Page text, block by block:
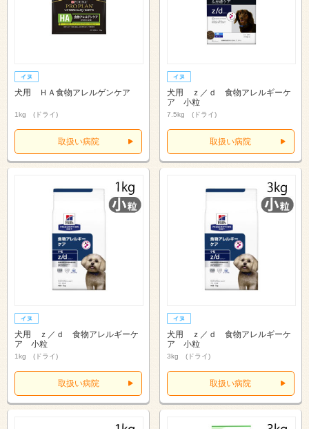
犬用 ＨＡ食物アレルゲンケア
1kg (ドライ)
取扱い病院
犬用 ｚ／ｄ 食物アレルギーケ
ア 小粒
7.5kg (ドライ)
取扱い病院
犬用 ｚ／ｄ 食物アレルギーケ
ア 小粒
1kg (ドライ)
取扱い病院
犬用 ｚ／ｄ 食物アレルギーケ
ア 小粒
3kg (ドライ)
取扱い病院